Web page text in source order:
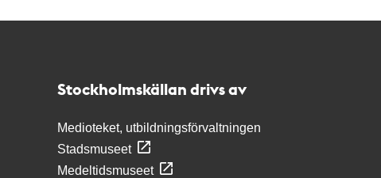
Stockholmskällan drivs av
Medioteket, utbildningsförvaltningen
Stadsmuseet
Medeltidsmuseet